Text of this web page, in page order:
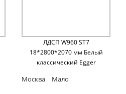
ЛДСП W960 ST7
18*2800*2070 мм Белый
классический Egger
Москва Мало